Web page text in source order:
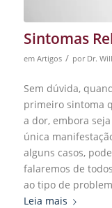
Sintomas
em Artigos / por Dr.
Sem dúvida,
primeiro sintoma
a dor, embora
única
alguns casos,
falaremos de
ao tipo de
Leia mais